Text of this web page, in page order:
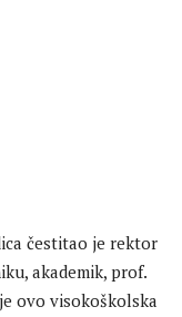
čestitao je rektor
akademik, prof.
ovo visokoškolska